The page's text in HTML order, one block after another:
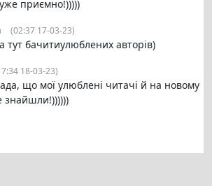
приємно!)))))
(02:37 17-03-23)
тут бачитиулюблених авторів)
18-03-23)
що мої улюблені читачі й на новому
знайшли!))))))